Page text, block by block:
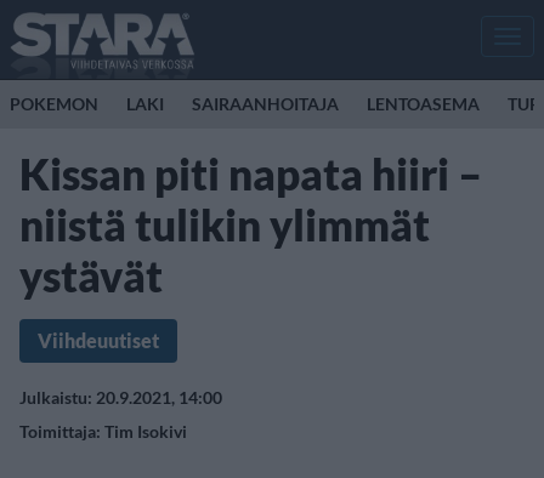
POKEMON LAKI SAIRAANHOITAJA LENTOASEMA
Kissan piti napata hiiri –
niistä tulikin ylimmät
ystävät
Viihdeuutiset
Julkaistu: 20.9.2021, 14:00
Toimittaja: Tim Isokivi